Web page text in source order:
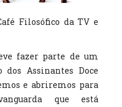
Filosófico da TV e
fazer parte de um
dos Assinantes Doce
e abriremos para
que está